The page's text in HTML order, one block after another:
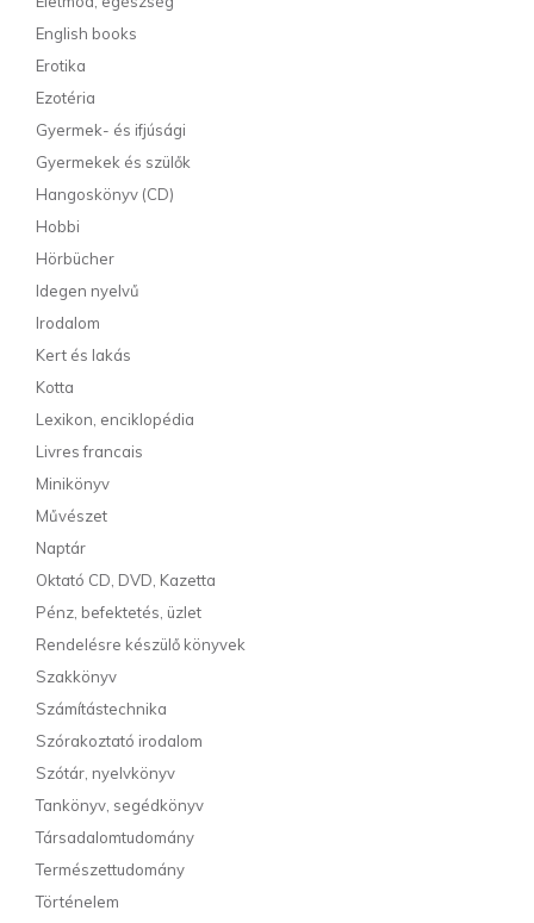
English books
Erotika
Ezotéria
Gyermek- és ifjúsági
Gyermekek és szülők
Hangoskönyv (CD)
Hobbi
Hörbücher
Idegen nyelvű
Irodalom
Kert és lakás
Kotta
Lexikon, enciklopédia
Livres francais
Minikönyv
Művészet
Naptár
Oktató CD, DVD, Kazetta
Pénz, befektetés, üzlet
Rendelésre készülő könyvek
Szakkönyv
Számítástechnika
Szórakoztató irodalom
Szótár, nyelvkönyv
Tankönyv, segédkönyv
Társadalomtudomány
Természettudomány
Történelem